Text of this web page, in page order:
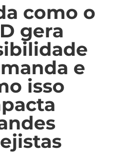
como o
gera
e
isso